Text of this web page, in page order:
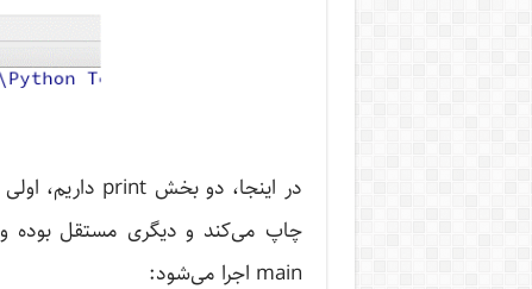
main اجرا می‌شود: